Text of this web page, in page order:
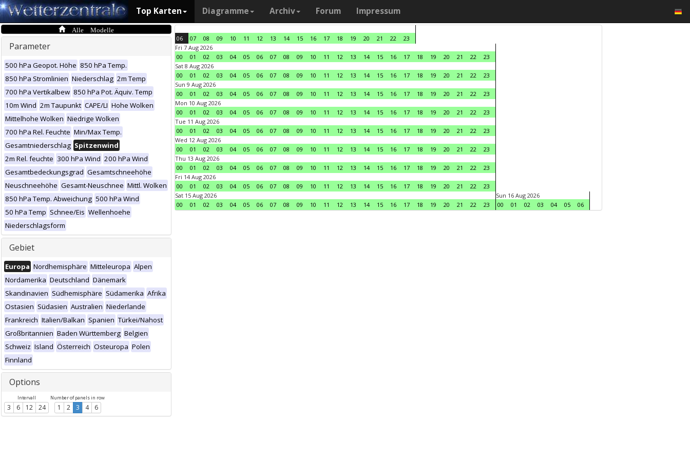
Top Karten Diagramme Archiv Forum Impressum
Alle Modelle
Parameter
500 hPa Geopot. Höhe 850 hPa Temp.
850 hPa Stromlinien Niederschlag 2m Temp
700 hPa Vertikalbew 850 hPa Pot. Äquiv. Temp
10m Wind 2m Taupunkt CAPE/LI Hohe Wolken
Mittelhohe Wolken Niedrige Wolken
700 hPa Rel. Feuchte Min/Max Temp.
Gesamtniederschlag Spitzenwind
2m Rel. feuchte 300 hPa Wind 200 hPa Wind
Gesamtbedeckungsgrad Gesamtschneehöhe
Neuschneehöhe Gesamt-Neuschnee Mittl. Wolken
850 hPa Temp. Abweichung 500 hPa Wind
50 hPa Temp Schnee/Eis Wellenhoehe
Niederschlagsform
Gebiet
Europa Nordhemisphäre Mitteleuropa Alpen
Nordamerika Deutschland Dänemark
Skandinavien Südhemisphäre Südamerika Afrika
Ostasien Südasien Australien Niederlande
Frankreich Italien/Balkan Spanien Türkei/Nahost
Großbritannien Baden Württemberg Belgien
Schweiz Island Österreich Osteuropa Polen
Finnland
Options
Intervall
3 6 12 24
Number of panels in row
1 2 3 4 6
06 07 08 09 10 11 12 13 14 15 16 17 18 19 20 21 22
23
Fri 7 Aug 2026
00
01 02 03 04 05 06 07 08 09 10 11 12 13 14 15 16 17 18 19 20 21 22
23
Sat 8 Aug 2026
00
01 02 03 04 05 06 07 08 09 10 11 12 13 14 15 16 17 18 19 20 21 22
23
Sun 9 Aug 2026
00
01 02 03 04 05 06 07 08 09 10 11 12 13 14 15 16 17 18 19 20 21 22
23
Mon 10 Aug 2026
00
01 02 03 04 05 06 07 08 09 10 11 12 13 14 15 16 17 18 19 20 21 22
23
Tue 11 Aug 2026
00
01 02 03 04 05 06 07 08 09 10 11 12 13 14 15 16 17 18 19 20 21 22
23
Wed 12 Aug 2026
00
01 02 03 04 05 06 07 08 09 10 11 12 13 14 15 16 17 18 19 20 21 22
23
Thu 13 Aug 2026
00
01 02 03 04 05 06 07 08 09 10 11 12 13 14 15 16 17 18 19 20 21 22
23
Fri 14 Aug 2026
00
01 02 03 04 05 06 07 08 09 10 11 12 13 14 15 16 17 18 19 20 21 22
23
Sat 15 Aug 2026
00
01 02 03 04 05 06 07 08 09 10 11 12 13 14 15 16 17 18 19 20 21 22 23
Sun 16 Aug 2026
00
01 02 03 04 05 06